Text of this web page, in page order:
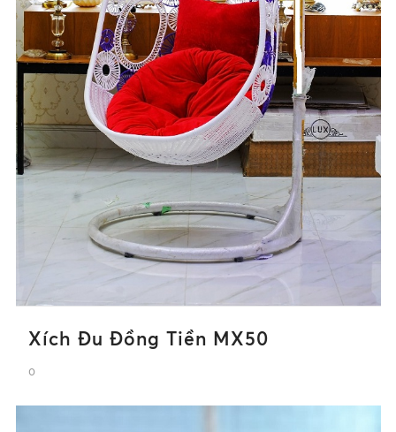
Xích Đu Đồng Tiền MX50
0